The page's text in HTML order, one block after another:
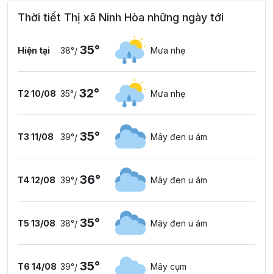
Thời tiết Thị xã Ninh Hòa những ngày tới
Hiện tại 38°/ 35° Mưa nhẹ
T2 10/08 35°/ 32° Mưa nhẹ
T3 11/08 39°/ 35° Mây đen u ám
T4 12/08 39°/ 36° Mây đen u ám
T5 13/08 38°/ 35° Mây đen u ám
T6 14/08 39°/ 35° Mây cụm